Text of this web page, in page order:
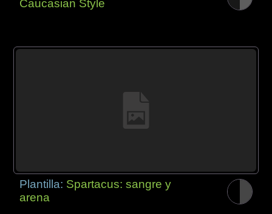
Caucasian Style
Plantilla: Spartacus: sangre y
arena